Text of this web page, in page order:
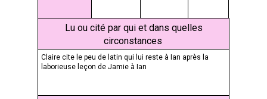
Claire cite le peu de latin qui lui reste à Ian après la
laborieuse leçon de Jamie à Ian
Lu ou cité par qui et dans quelles
circonstances